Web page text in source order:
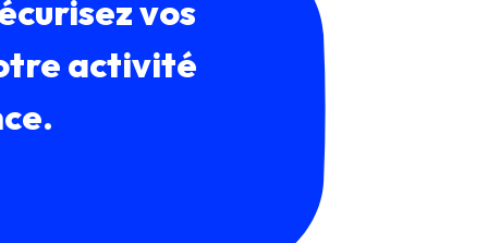
vos
activité